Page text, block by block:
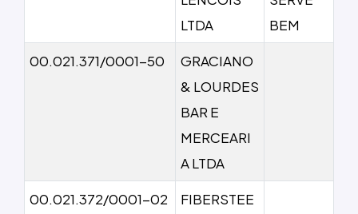
LTDA
BEM
00.021.371/0001-50
GRACIANO
& LOURDES
BAR E
MERCEARI
A LTDA
00.021.372/0001-02
FIBERSTEE